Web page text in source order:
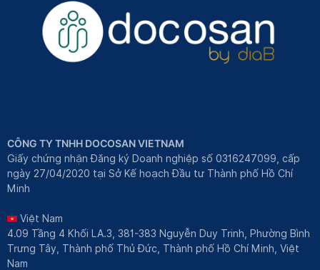
CÔNG TY TNHH DOCOSAN VIETNAM
Giấy chứng nhận Đăng ký Doanh nghiệp số 0316247099, cấp
ngày 27/04/2020 tại Sở Kế hoạch Đầu tư Thành phố Hồ Chí
Minh
Việt Nam
4.09 Tầng 4 Khối LA.3, 381-383 Nguyễn Duy Trinh, Phường Bình
Trưng Tây, Thành phố Thủ Đức, Thành phố Hồ Chí Minh, Việt
Nam